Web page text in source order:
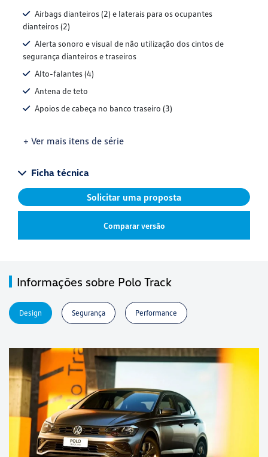
Airbags dianteiros (2) e laterais para os ocupantes
dianteiros (2)
Alerta sonoro e visual de não utilização dos cintos de
segurança dianteiros e traseiros
Alto-falantes (4)
Antena de teto
Apoios de cabeça no banco traseiro (3)
+ Ver mais itens de série
Ficha técnica
Solicitar uma proposta
Comparar versão
Informações sobre Polo Track
Design Segurança Performance